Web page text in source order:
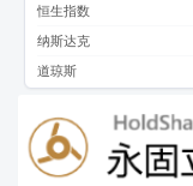
恒生指数
纳斯达克
道琼斯